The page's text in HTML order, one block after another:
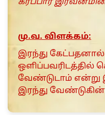
கரப்பார்
மு.வ. விளக்கம்:
இரந்து
ஒளிப்பவரிடத்தில்
வேண்டுடாம்
இரந்து